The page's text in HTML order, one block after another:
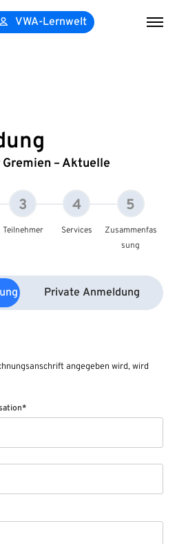
VWA-Lernwelt
– Aktuelle
3
Teilnehmer
4
Services
5
Zusammenfas
sung
Private Anmeldung
angegeben wird, wird